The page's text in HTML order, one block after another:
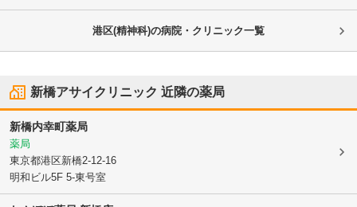
港区(精神科)の病院・クリニック一覧
新橋アサイクリニック 近隣の薬局
新橋内幸町薬局
薬局
東京都港区新橋2-12-16
明和ビル5F 5-東号室